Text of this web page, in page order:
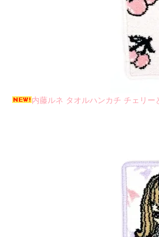
内藤ルネ タオルハンカチ チェリ